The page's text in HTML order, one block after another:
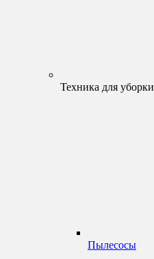
Техника для уборки
Пылесосы